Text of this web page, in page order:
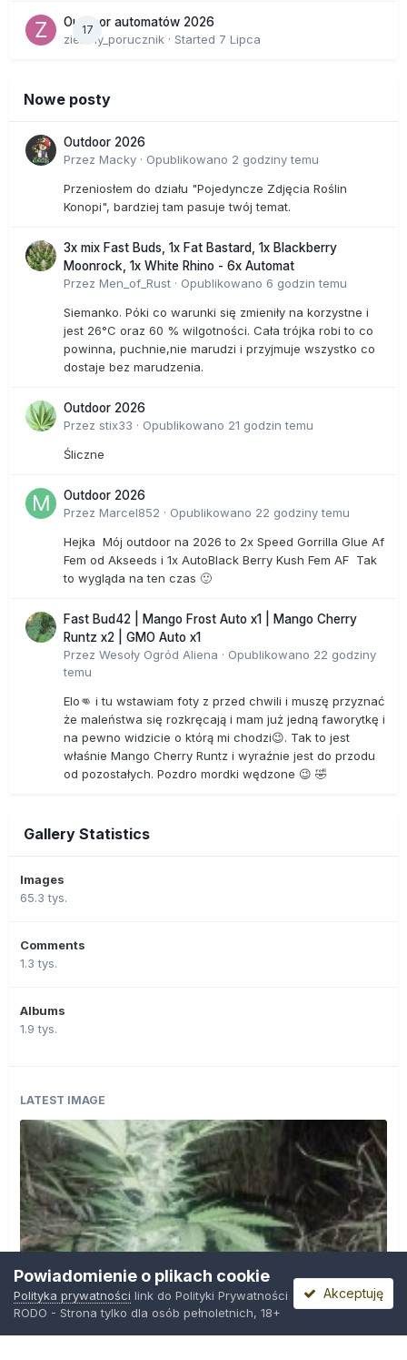
17
Outdoor automatów 2026
zielony_porucznik · Started 7 Lipca
Nowe posty
Outdoor 2026
Przez Macky · Opublikowano 2 godziny temu
Przeniosłem do działu "Pojedyncze Zdjęcia Roślin
Konopi", bardziej tam pasuje twój temat.
3x mix Fast Buds, 1x Fat Bastard, 1x Blackberry
Moonrock, 1x White Rhino - 6x Automat
Przez Men_of_Rust · Opublikowano 6 godzin temu
Siemanko. Póki co warunki się zmieniły na korzystne i
jest 26°C oraz 60 % wilgotności. Cała trójka robi to co
powinna, puchnie,nie marudzi i przyjmuje wszystko co
dostaje bez marudzenia.
Outdoor 2026
Przez stix33 · Opublikowano 21 godzin temu
Śliczne
Outdoor 2026
Przez Marcel852 · Opublikowano 22 godziny temu
Hejka Mój outdoor na 2026 to 2x Speed Gorrilla Glue Af
Fem od Akseeds i 1x AutoBlack Berry Kush Fem AF Tak
to wygląda na ten czas 🙂
Fast Bud42 | Mango Frost Auto x1 | Mango Cherry
Runtz x2 | GMO Auto x1
Przez Wesoły Ogród Aliena · Opublikowano 22 godziny
temu
Elo👊 i tu wstawiam foty z przed chwili i muszę przyznać
że maleństwa się rozkręcają i mam już jedną faworytkę i
na pewno widzicie o którą mi chodzi😉. Tak to jest
właśnie Mango Cherry Runtz i wyraźnie jest do przodu
od pozostałych. Pozdro mordki wędzone 😉 🤣
Gallery Statistics
Images
65.3 tys.
Comments
1.3 tys.
Albums
1.9 tys.
LATEST IMAGE
Powiadomienie o plikach cookie
Polityka prywatności link do Polityki Prywatności
RODO - Strona tylko dla osób pełnoletnich, 18+
Akceptuję